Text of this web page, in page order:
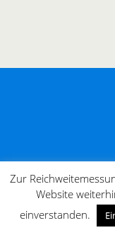
Zur
Website
einverstanden.